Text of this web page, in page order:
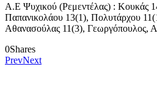
Α.Ε Ψυχικού (Ρεμεντέλας) : Κουκάς
Παπανικολάου 13(1), Πολυτάρχου
Αθανασούλας 11(3), Γεωργόπουλος,
0Shares
PrevNext